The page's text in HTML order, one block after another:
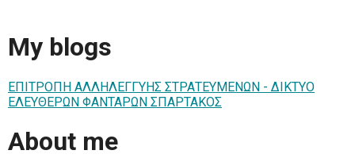
My blogs
ΕΠΙΤΡΟΠΗ ΑΛΛΗΛΕΓΓΥΗΣ ΣΤΡΑΤΕΥΜΕΝΩΝ - ΔΙΚΤΥΟ
ΕΛΕΥΘΕΡΩΝ ΦΑΝΤΑΡΩΝ ΣΠΑΡΤΑΚΟΣ
About me